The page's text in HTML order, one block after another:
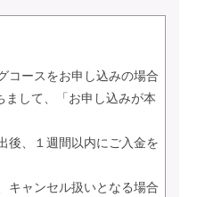
コースをお申し込みの場合
まして、「お申し込みが本
後、１週間以内にご入金を
キャンセル扱いとなる場合